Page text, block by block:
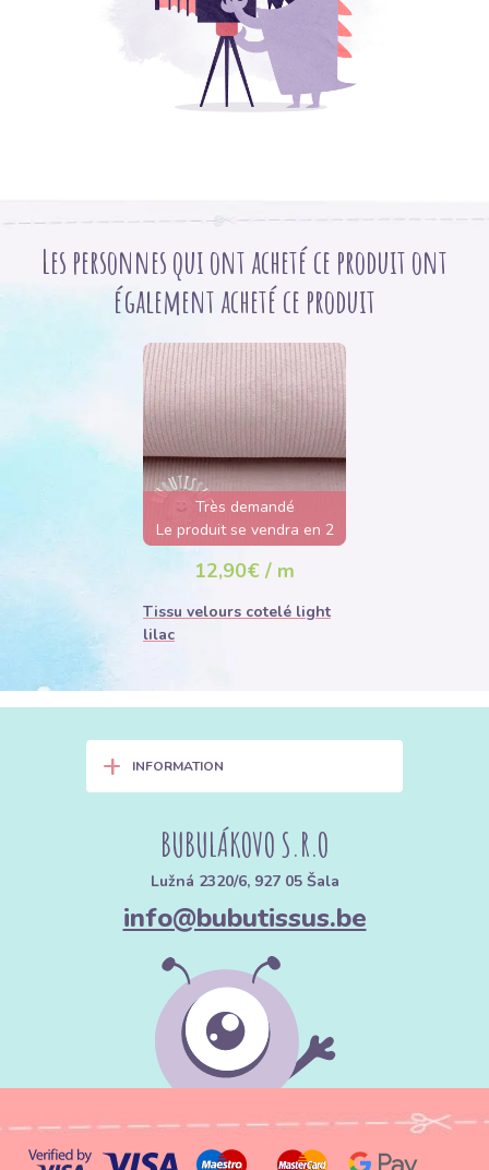
Les personnes qui ont acheté ce produit ont
également acheté ce produit
Très demandé
Le produit se vendra en 2
jours
12,90€ / m
Tissu velours cotelé light
lilac
+ INFORMATION
BUBULÁKOVO S.R.O
Lužná 2320/6, 927 05 Šala
info@bubutissus.be